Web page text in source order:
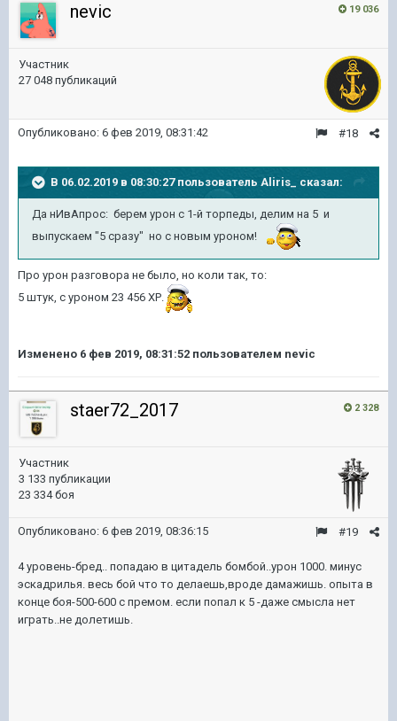
19 036
nevic
Участник
27 048 публикаций
#18
Опубликовано: 6 фев 2019, 08:31:42
В 06.02.2019 в 08:30:27 пользователь Aliris_ сказал:
Да нИвАпрос: берем урон с 1-й торпеды, делим на 5 и
выпускаем "5 сразу" но с новым уроном!
Про урон разговора не было, но коли так, то:
5 штук, с уроном 23 456 ХР.
Изменено 6 фев 2019, 08:31:52 пользователем nevic
2 328
staer72_2017
Участник
3 133 публикации
23 334 боя
#19
Опубликовано: 6 фев 2019, 08:36:15
4 уровень-бред.. попадаю в цитадель бомбой..урон 1000. минус
эскадрилья. весь бой что то делаешь,вроде дамажишь. опыта в
конце боя-500-600 с премом. если попал к 5 -даже смысла нет
играть..не долетишь.